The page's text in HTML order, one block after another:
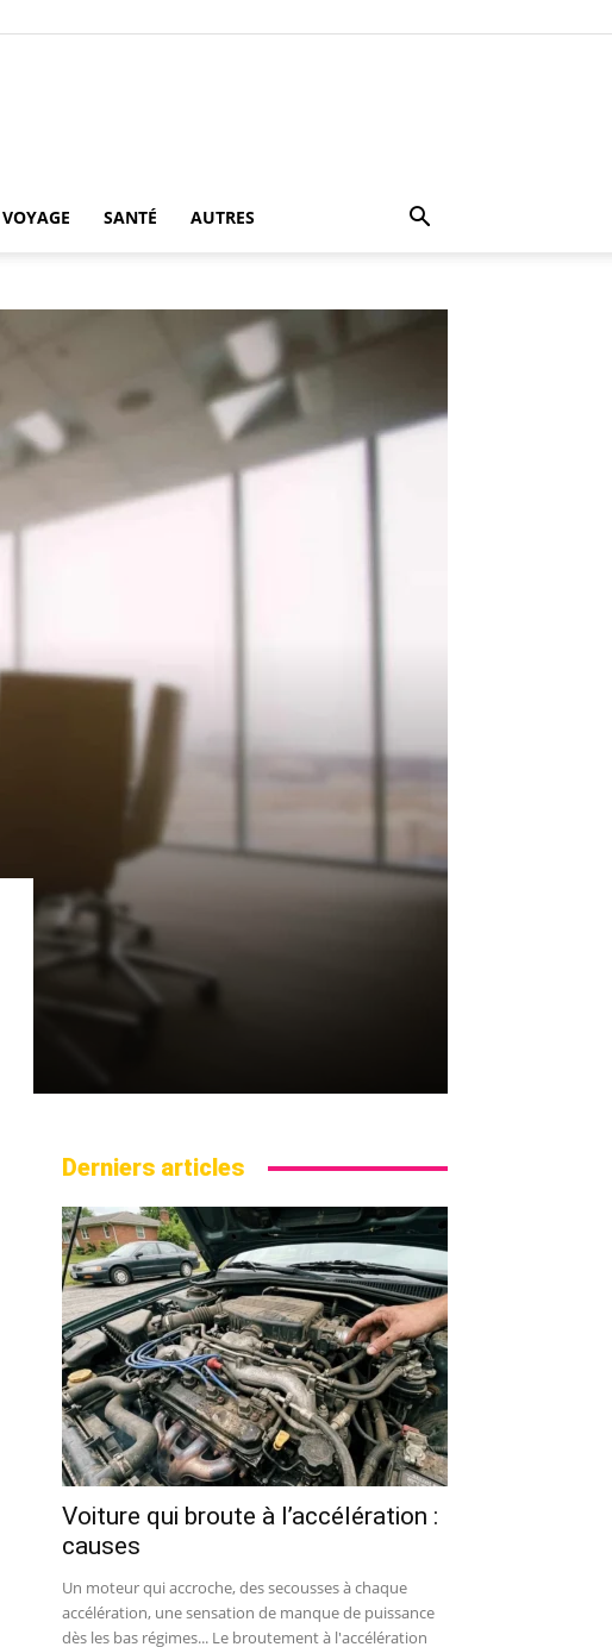
VOYAGE SANTÉ AUTRES
Derniers articles
Voiture qui broute à l’accélération :
causes
Un moteur qui accroche, des secousses à chaque
accélération, une sensation de manque de puissance
dès les bas régimes... Le broutement à l'accélération